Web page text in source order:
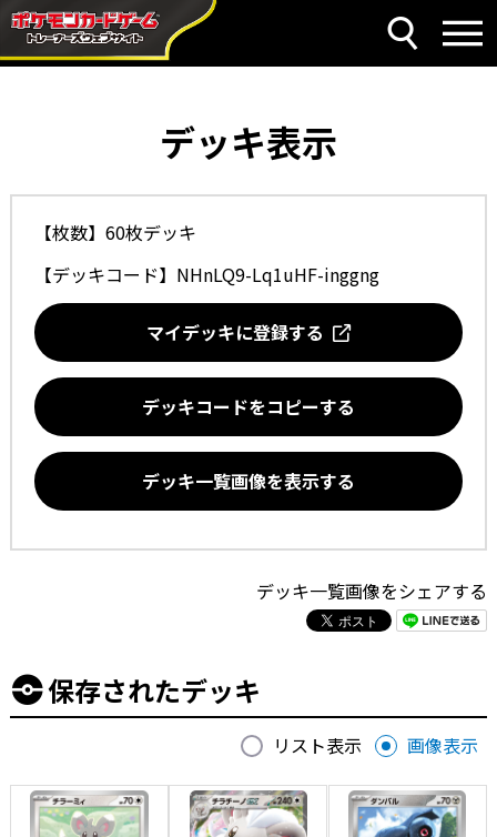
デッキ表示
【枚数】60枚デッキ
【デッキコード】 NHnLQ9-Lq1uHF-inggng
マイデッキに登録する
デッキコードをコピーする
デッキ一覧画像を表示する
デッキ一覧画像をシェアする
保存されたデッキ
リスト表示 画像表示